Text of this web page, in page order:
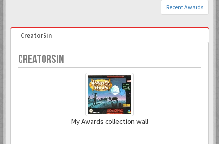
Recent Awards
CreatorSin
CREATORSIN
My Awards collection wall